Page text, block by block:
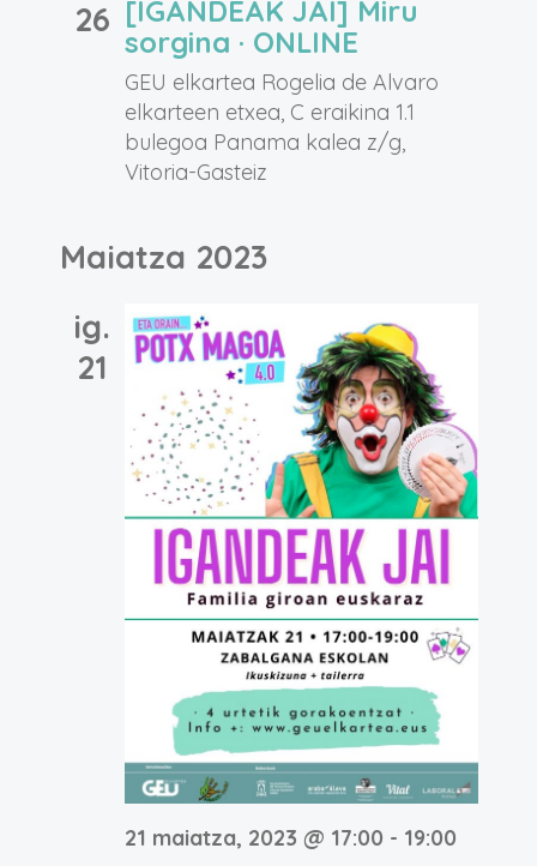
26 [IGANDEAK JAI] Miru
sorgina · ONLINE
GEU elkartea Rogelia de Alvaro
elkarteen etxea, C eraikina 1.1
bulegoa Panama kalea z/g,
Vitoria-Gasteiz
Maiatza 2023
ig.
21
21 maiatza, 2023 @ 17:00 - 19:00